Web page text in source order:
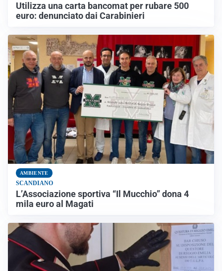
Utilizza una carta bancomat per rubare 500
euro: denunciato dai Carabinieri
AMBIENTE
SCANDIANO
L’Associazione sportiva “Il Mucchio” dona 4
mila euro al Magati